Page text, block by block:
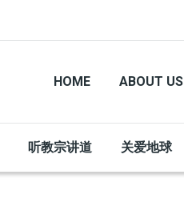
HOME ABOUT US
听教宗讲道 关爱地球